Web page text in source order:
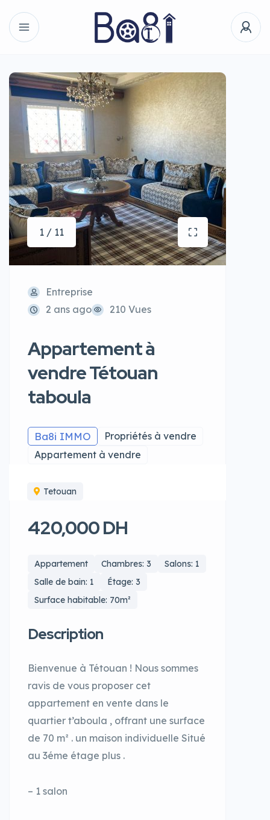
1 / 11
Entreprise
2 ans ago
210 Vues
Appartement à
vendre Tétouan
taboula
Ba8i IMMO
Propriétés à vendre
Appartement à vendre
Tetouan
420,000 DH
Appartement Chambres: 3
Salons: 1
Salle de bain: 1
Étage: 3
Surface habitable: 70m²
Description
Bienvenue à Tétouan ! Nous sommes
ravis de vous proposer cet
appartement en vente dans le
quartier t’aboula , offrant une surface
de 70 m² . un maison individuelle Situé
au 3éme étage plus .
– 1 salon